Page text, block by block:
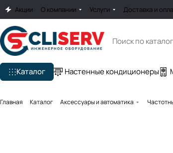
Акции О компании Услуги Доставка и
Каталог Настенные кондиционеры
Главная Каталог Аксессуары и автоматика